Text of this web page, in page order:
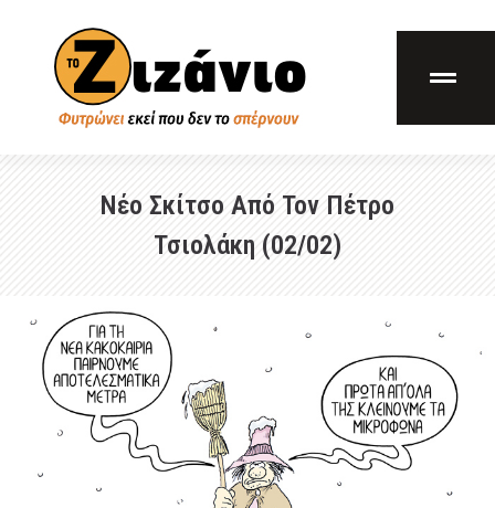
Νέο Σκίτσο Από Τον Πέτρο
Τσιολάκη (02/02)